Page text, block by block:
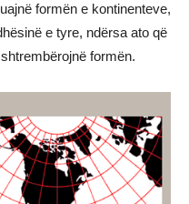
formën e kontinenteve,
e tyre, ndërsa ato që
formën.